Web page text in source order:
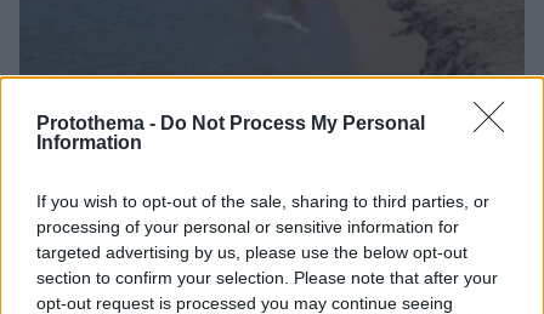
Protothema - Do Not Process My Personal
Information
If you wish to opt-out of the sale, sharing to third parties, or
processing of your personal or sensitive information for
targeted advertising by us, please use the below opt-out
section to confirm your selection. Please note that after your
opt-out request is processed you may continue seeing
Πώς έγινε η τραγωδία με την νεκρή μητέρα στα
Μάλια: Βούτηξε για να βοηθήσει τη φίλη της και
πνίγηκε, τα παιδιά φώναζαν για βοήθεια